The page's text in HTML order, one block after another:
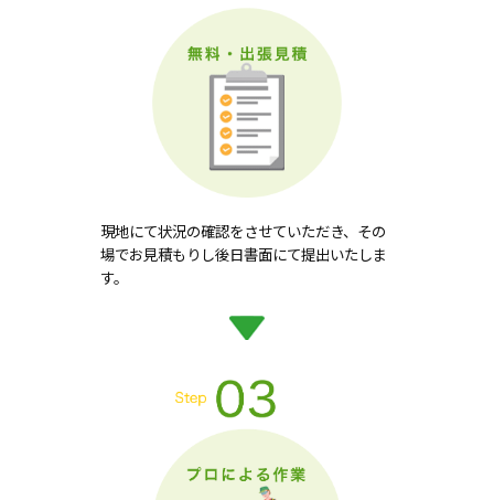
現地にて状況の確認をさせていただき、その
場でお見積もりし後日書面にて提出いたしま
す。